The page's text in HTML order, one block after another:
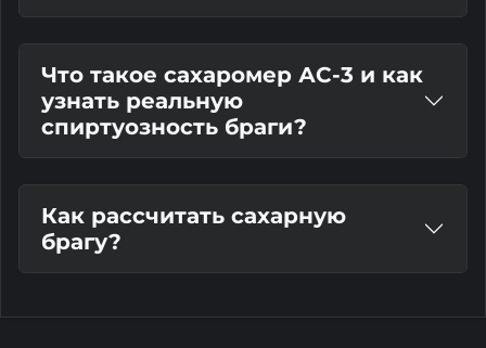
Что такое сахаромер АС-3 и как
узнать реальную
спиртуозность браги?
Как рассчитать сахарную
брагу?